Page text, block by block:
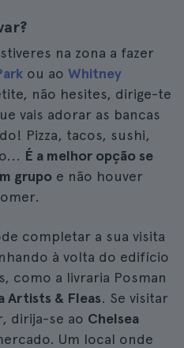
na zona a fazer
ou ao Whitney
não hesites, dirige-te
vais adorar as bancas
Pizza, tacos, sushi,
É a melhor opção se
grupo e não houver
completar a sua visita
à volta do edifício
como a livraria Posman
Artists & Fleas. Se visitar
dirija-se ao Chelsea
Um local onde